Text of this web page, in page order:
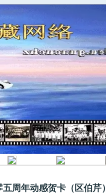
周年动感贺卡（区伯芹）